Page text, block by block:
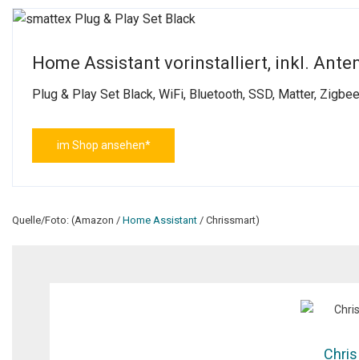
Home Assistant vorinstalliert, inkl.
Plug & Play Set Black, WiFi, Bluetooth, SSD, Matter,
im Shop ansehen*
Quelle/Foto: (Amazon / Home Assistant / Chrissmart)
Chris